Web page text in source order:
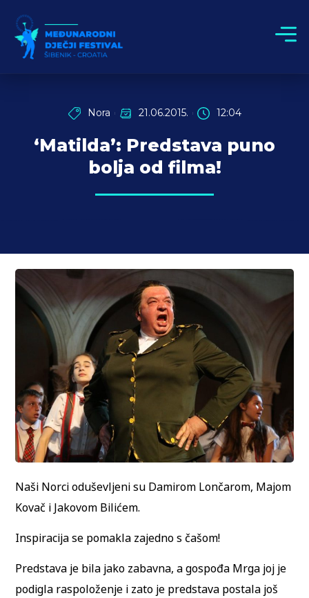
Nora 21.06.2015. 12:04
‘Matilda’: Predstava puno
bolja od filma!
Naši Norci oduševljeni su Damirom Lončarom, Majom
Kovač i Jakovom Bilićem.
Inspiracija se pomakla zajedno s čašom!
Predstava je bila jako zabavna, a gospođa Mrga joj je
podigla raspoloženje i zato je predstava postala još